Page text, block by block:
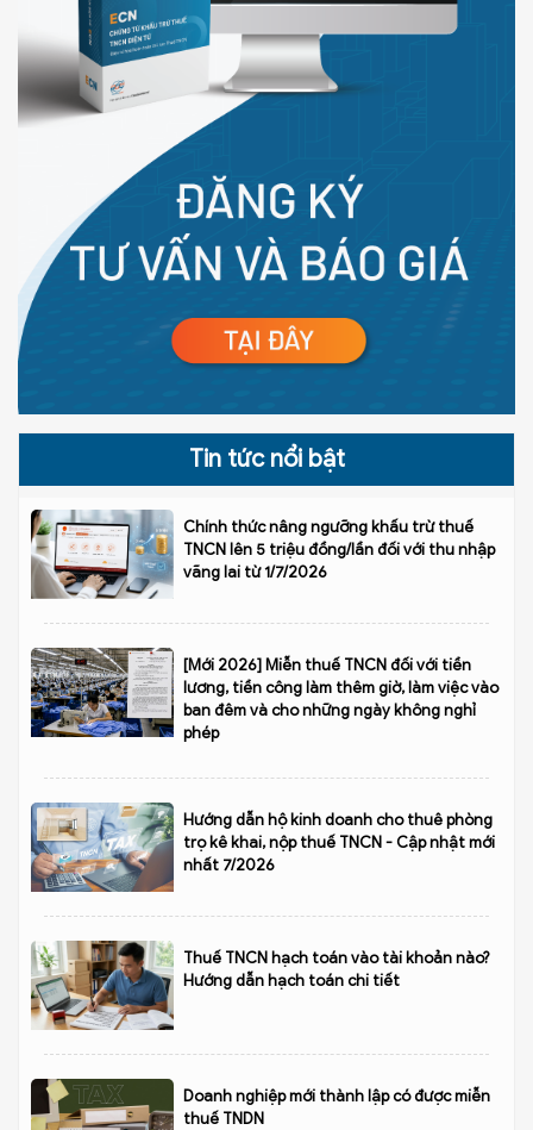
Tin tức nổi bật
Chính thức nâng ngưỡng khấu trừ thuế
TNCN lên 5 triệu đồng/lần đối với thu nhập
vãng lai từ 1/7/2026
[Mới 2026] Miễn thuế TNCN đối với tiền
lương, tiền công làm thêm giờ, làm việc vào
ban đêm và cho những ngày không nghỉ
phép
Hướng dẫn hộ kinh doanh cho thuê phòng
trọ kê khai, nộp thuế TNCN - Cập nhật mới
nhất 7/2026
Thuế TNCN hạch toán vào tài khoản nào?
Hướng dẫn hạch toán chi tiết
Doanh nghiệp mới thành lập có được miễn
thuế TNDN